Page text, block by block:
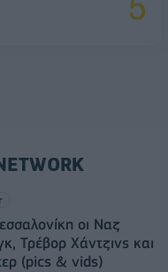
οι Ναζ
Τρέβορ Χάντζινς και
(pics & vids)